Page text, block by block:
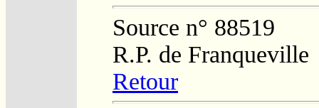
Source n° 88519
R.P. de Franqueville
Retour